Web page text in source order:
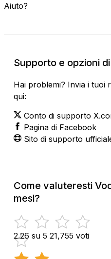
Aiuto?
Supporto e opzioni
Hai problemi? Invia i tuoi
qui:
Conto di supporto
Pagina di Facebook
Sito di supporto
Come valuteresti
mesi?
2.26 su 5 21,755 voti